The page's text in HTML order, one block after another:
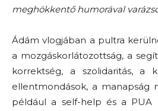
meghökkentő humorával
Ádám vlogjában a pultra
a mozgáskorlátozottság, a
korrektség, a szolidaritás, a
ellentmondások, a manapság
például a self-help és a PUA